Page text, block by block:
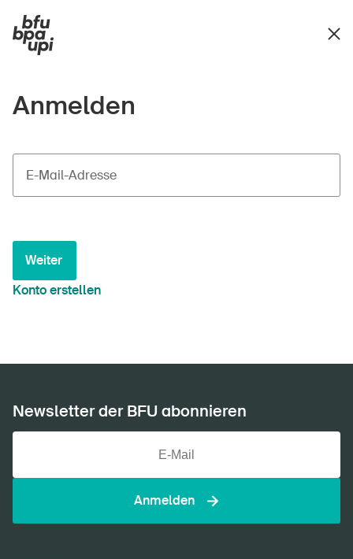
Anmelden
E-Mail-Adresse
Weiter
Konto erstellen
Newsletter der BFU abonnieren
Anmelden